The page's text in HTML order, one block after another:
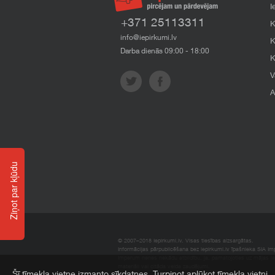
+371 25113311
info@iepirkumi.lv
Darba dienās 09:00 - 18:00
© 2007–2018 Iepirkumi.lv. Visas tiesības aizsargātas.
Informācijas pārpublicēšana bez iepirkumi.lv īpašnieka SIA
Ziņot par kļūdu